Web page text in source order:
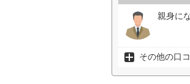
親身に
その他の口